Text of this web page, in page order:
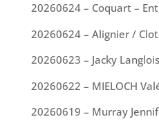
20260624 – Coquart –
20260624 – Alignier /
20260623 – Jacky
20260622 – MIELOCH
20260619 – Murray